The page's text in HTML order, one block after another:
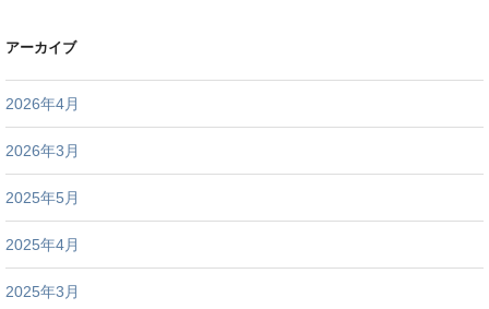
アーカイブ
2026年4月
2026年3月
2025年5月
2025年4月
2025年3月